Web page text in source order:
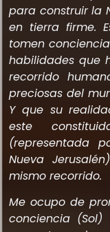
para construir la
en tierra firme.
tomen
habilidades que
recorrido
preciosas del
Y que su
este
(representada
Nueva
mismo recorrido.
Me ocupo de
conciencia